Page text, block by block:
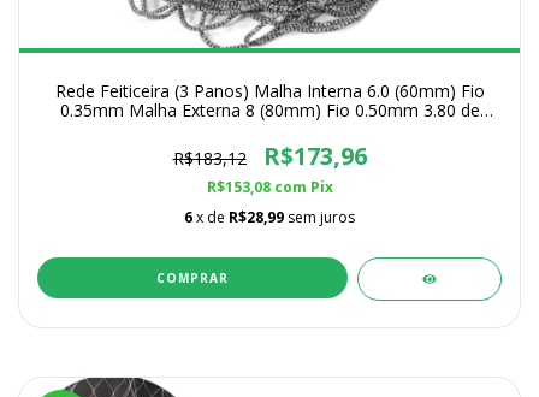
Rede Feiticeira (3 Panos) Malha Interna 6.0 (60mm) Fio
0.35mm Malha Externa 8 (80mm) Fio 0.50mm 3.80 de
R$183,12
R$173,96
R$153,08 com Pix
6x de R$28,99 sem juros
COMPRAR